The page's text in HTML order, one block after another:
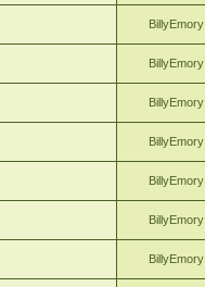
BillyEmory
BillyEmory
BillyEmory
BillyEmory
BillyEmory
BillyEmory
BillyEmory